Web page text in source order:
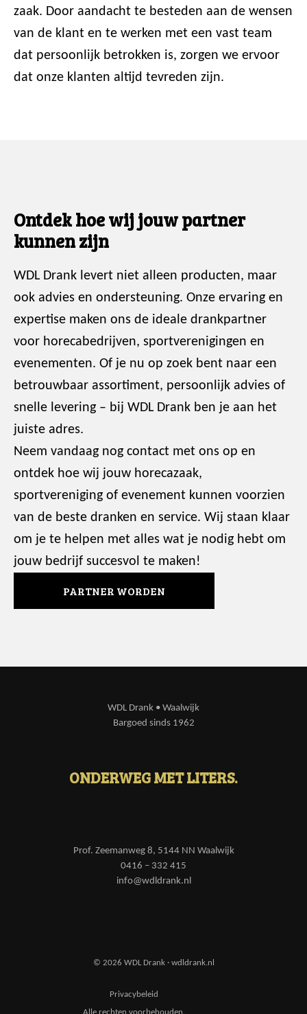
zaak. Door aandacht te besteden aan de wensen
van de klant en te werken met een vast team
dat persoonlijk betrokken is, zorgen we ervoor
dat onze klanten altijd tevreden zijn.
Ontdek hoe wij jouw partner
kunnen zijn
WDL Drank levert niet alleen producten, maar
ook advies en ondersteuning. Onze ervaring en
expertise maken ons de ideale drankpartner
voor horecabedrijven, sportverenigingen en
evenementen. Of je nu op zoek bent naar een
betrouwbaar assortiment, persoonlijk advies of
snelle levering – bij WDL Drank ben je aan het
juiste adres.
Neem vandaag nog contact met ons op en
ontdek hoe wij jouw horecazaak,
sportvereniging of evenement kunnen voorzien
van de beste dranken en service. Wij staan klaar
om je te helpen met alles wat je nodig hebt om
jouw bedrijf succesvol te maken!
PARTNER WORDEN
WDL Drank • Waalwijk
Bargoed sinds 1962
ONDERWEG MET LITERS.
Prof. Zeemanweg 8, 5144 NN Waalwijk
0416 – 332 415
info@wdldrank.nl
© 2026 WDL Drank · wdldrank.nl
Privacybeleid